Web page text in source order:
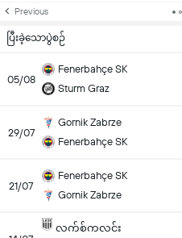
Previous
ပြီးခဲ့သောပွဲစဉ်
05/08
Fenerbahçe SK
Sturm Graz
29/07
Gornik Zabrze
Fenerbahçe SK
21/07
Fenerbahçe SK
Gornik Zabrze
လက်စ်ကလင်း